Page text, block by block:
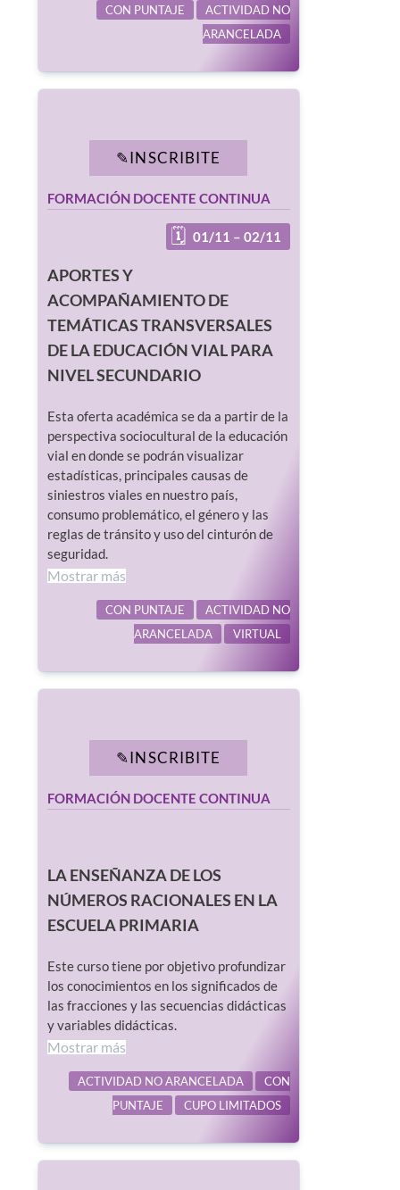
CON PUNTAJE
ACTIVIDAD NO
ARANCELADA
INSCRIBITE
FORMACIÓN DOCENTE CONTINUA
APORTES Y
ACOMPAÑAMIENTO DE
TEMÁTICAS TRANSVERSALES
DE LA EDUCACIÓN VIAL PARA
NIVEL SECUNDARIO
01/11 – 02/11
Esta oferta académica se da a partir de la
perspectiva sociocultural de la educación
vial en donde se podrán visualizar
estadísticas, principales causas de
siniestros viales en nuestro país,
consumo problemático, el género y las
reglas de tránsito y uso del cinturón de
seguridad.
Mostrar más
CON PUNTAJE
ACTIVIDAD NO
ARANCELADA
VIRTUAL
INSCRIBITE
FORMACIÓN DOCENTE CONTINUA
LA ENSEÑANZA DE LOS
NÚMEROS RACIONALES EN LA
ESCUELA PRIMARIA
Este curso tiene por objetivo profundizar
los conocimientos en los significados de
las fracciones y las secuencias didácticas
y variables didácticas.
Mostrar más
ACTIVIDAD NO ARANCELADA
CON
PUNTAJE
CUPO LIMITADOS